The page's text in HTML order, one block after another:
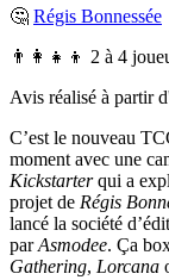
🤔 Régis Bonnessée
👨‍👩‍👧‍👦 2 à 4
Avis réalisé à partir
C’est le nouveau
moment avec une
Kickstarterqui a
projet de Régis
lancé la société
parAsmodee. Ça
Gathering, Lorcana